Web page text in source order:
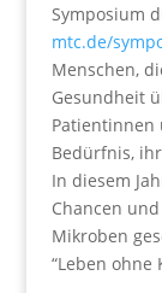
Symposium
mtc.de/
Menschen,
Gesundheit
Patientinnen
Bedürfnis,
In diesem
Chancen
Mikroben
“Leben ohne